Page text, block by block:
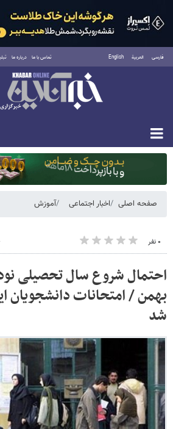
فارسی العربية English تماس با ما درباره ما
یکشنبه ۱۸ مرداد ۱۴۰۵
صفحه اصلی اخبار اجتماعی آموزش
۰ نفر
احتمال شروع سال تحصیلی
بهمن / امتحانات دانشجویان
شد